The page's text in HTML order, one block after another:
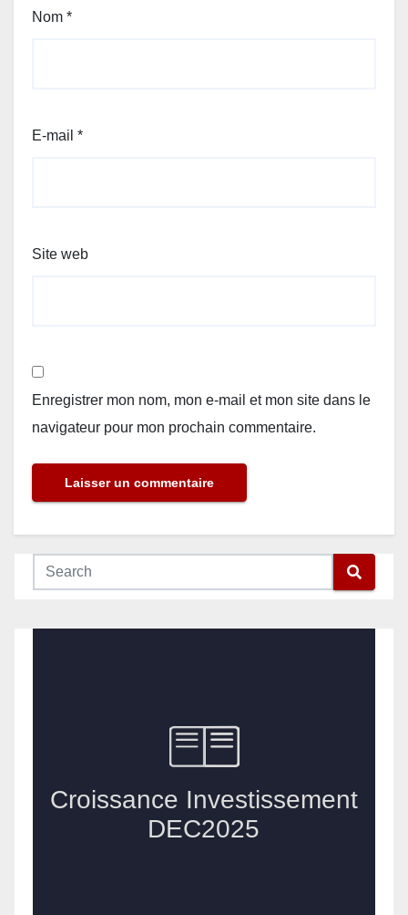
Nom *
E-mail *
Site web
Enregistrer mon nom, mon e-mail et mon site dans le
navigateur pour mon prochain commentaire.